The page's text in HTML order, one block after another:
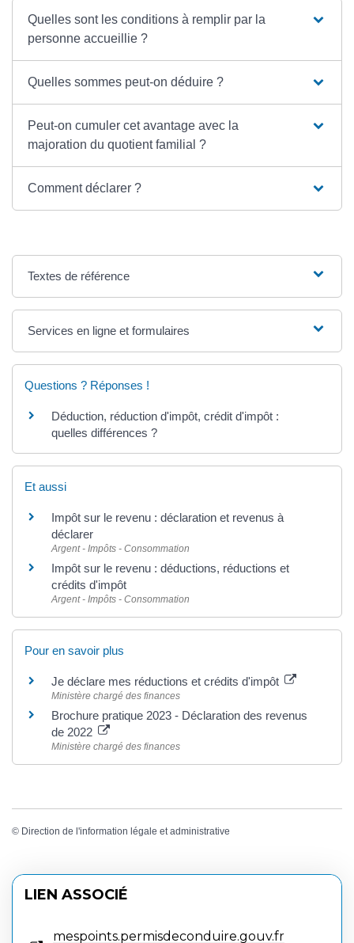
Quelles sont les conditions à remplir par la
personne accueillie ?
Quelles sommes peut-on déduire ?
Peut-on cumuler cet avantage avec la
majoration du quotient familial ?
Comment déclarer ?
Textes de référence
Services en ligne et formulaires
Questions ? Réponses !
Déduction, réduction d'impôt, crédit d'impôt :
quelles différences ?
Et aussi
Impôt sur le revenu : déclaration et revenus à
déclarer
Argent - Impôts - Consommation
Impôt sur le revenu : déductions, réductions et
crédits d'impôt
Argent - Impôts - Consommation
Pour en savoir plus
Je déclare mes réductions et crédits d'impôt
Ministère chargé des finances
Brochure pratique 2023 - Déclaration des revenus
de 2022
Ministère chargé des finances
© Direction de l'information légale et administrative
LIEN ASSOCIÉ
mespoints.permisdeconduire.gouv.fr